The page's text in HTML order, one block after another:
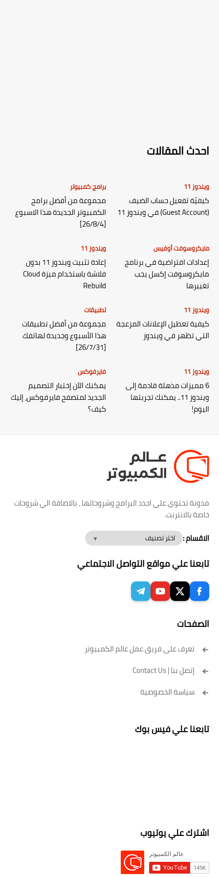
احدث المقالات
ويندوز 11
كيفيّة تفعيل حساب الضيف
(Guest Account) في ويندوز 11
برامج كمبيوتر
مجموعة من أفضل برامج
الكمبيوتر الجديدة هذا الاسبوع
[26/8/4]
مايكروسوفت أوفيس
إعدادات افتراضية في برنامج
مايكروسوفت إكسل يجب
تغييرها
ويندوز 11
إعادة تثبيت ويندوز 11 بدون
فلاشة باستخدام ميزة Cloud
Rebuild
ويندوز 11
كيفية تعطيل الإعلانات المزعجة
التي تظهر في ويندوز
تطبيقات
مجموعة من أفضل تطبيقات
هذا الأسبوع وجديدة لهاتفك
[26/7/31]
ويندوز 11
6 مميزات مذهلة قادمة إلى
ويندوز 11.. يمكنك تجربتها
اليوم!
فايرفوكس
يمكنك الآن إختبار التصميم
الجديد لمتصفح فايرفوكس، إليك
كيف؟
مدونة تحتوي علي اجدد البرامج وشروحاتها ، بالاضافة الي شروحات
خاصة بالانترنت.
الاقسام :
تابعنا علي مواقع التواصل الاجتماعي
الصفحات
تعرف على فريق عمل عالم الكمبيوتر
إتصل بنا | Contact Us
سياسة الخصوصية
تابعنا علي فيس بوك
اشترك علي يوتيوب